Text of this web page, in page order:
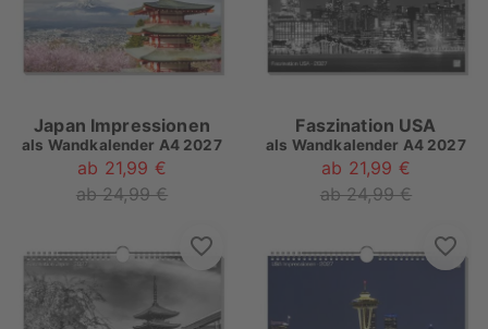
Japan Impressionen
als Wandkalender A4 2027
ab 21,99 €
ab 24,99 €
Faszination USA
als Wandkalender A4 2027
ab 21,99 €
ab 24,99 €